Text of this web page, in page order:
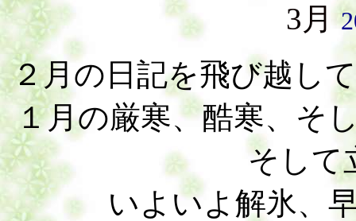
3月
２月の日記を飛び越し
１月の厳寒、酷寒、そ
そして
いよいよ解氷、